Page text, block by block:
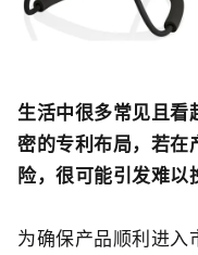
生活中很多常见且看
密的专利布局，若在
险，很可能引发难以
为确保产品顺利进入